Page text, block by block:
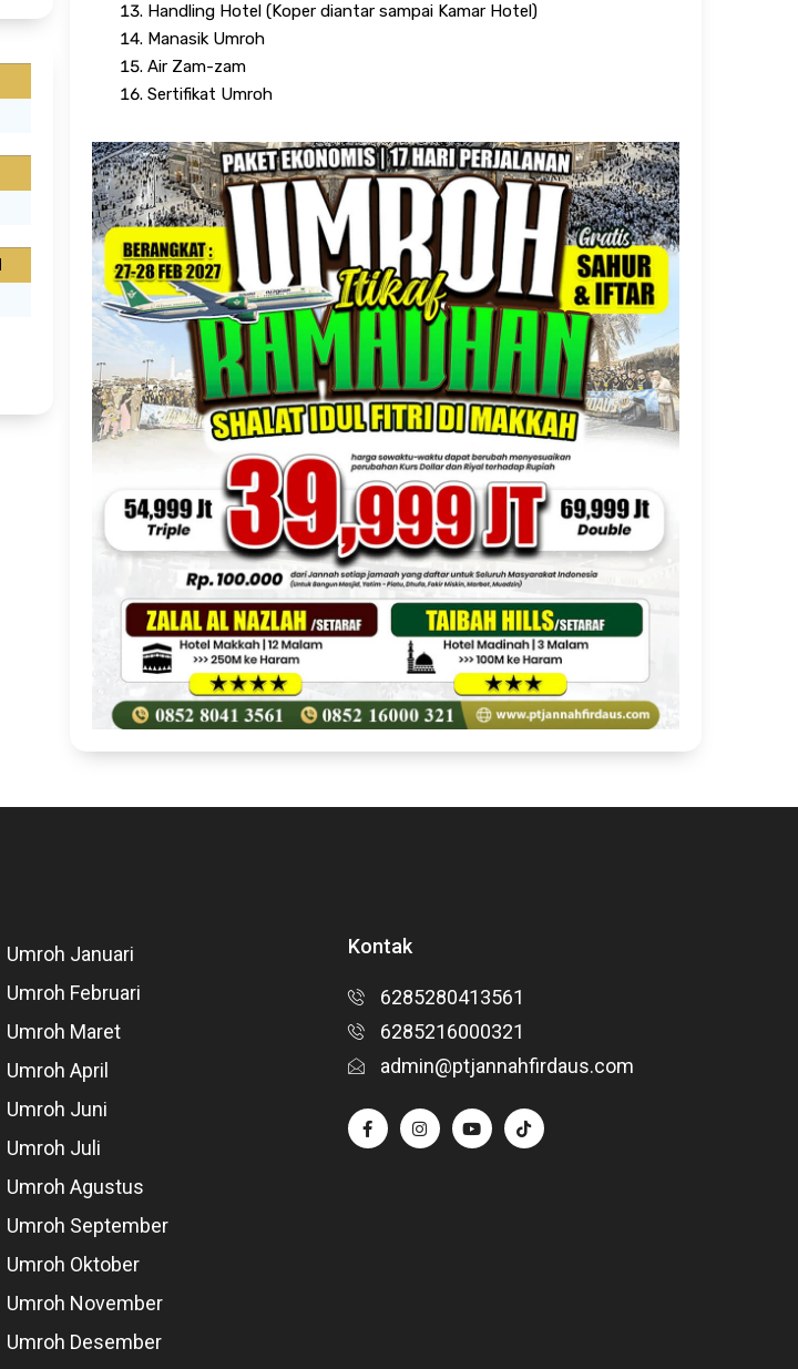
Handling Hotel (Koper diantar sampai Kamar Hotel)
Manasik Umroh
Air Zam-zam
Sertifikat Umroh
Umroh Januari
Umroh Februari
Umroh Maret
Umroh April
Umroh Juni
Umroh Juli
Umroh Agustus
Umroh September
Umroh Oktober
Umroh November
Umroh Desember
Kontak
6285280413561
6285216000321
admin@ptjannahfirdaus.com